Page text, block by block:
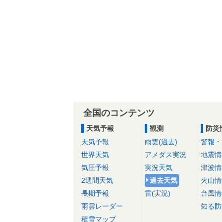
全国のコンテンツ
天気予報
天気予報
世界天気
気圧予報
2週間天気
長期予報
雨雲レーダー
積雪マップ
観測
雨雲(過去)
アメダス実況
実況天気
過去天気
雷(実況)
防災
警報
地震
津波
火山
台風
知る